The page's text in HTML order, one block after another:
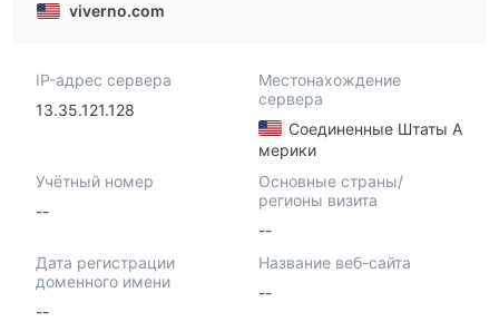
viverno.com
IP-адрес сервера
13.35.121.128
Местонахождение
сервера
Соединенные Штаты А
мерики
Учётный номер
--
Основные страны/
регионы визита
--
Дата регистрации
доменного имени
--
Название веб-сайта
--